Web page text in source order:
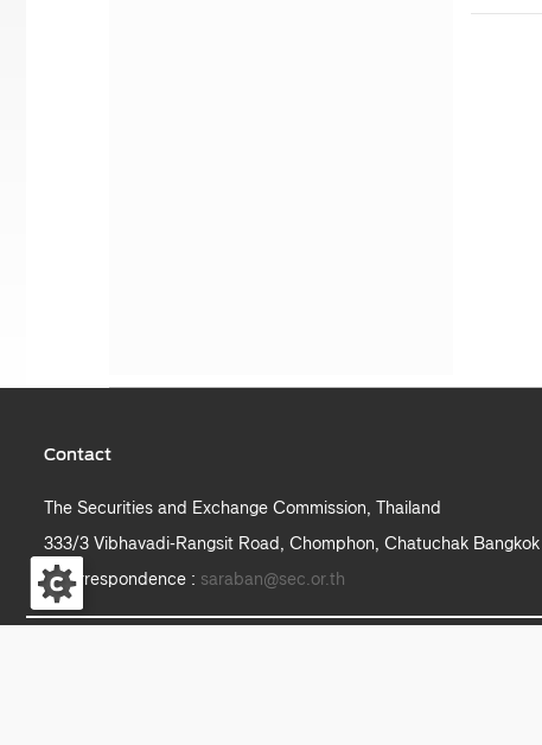
Contact
The Securities and Exchange Commission, Thailand
333/3 Vibhavadi-Rangsit Road, Chomphon, Chatuchak
e-correspondence : saraban@sec.or.th